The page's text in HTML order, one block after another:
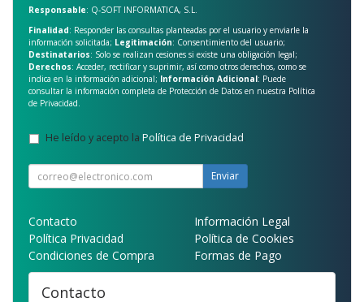
Responsable: Q-SOFT INFORMATICA, S.L.
Finalidad: Responder las consultas planteadas por el usuario y enviarle la
información solicitada; Legitimación: Consentimiento del usuario;
Destinatarios: Solo se realizan cesiones si existe una obligación legal;
Derechos: Acceder, rectificar y suprimir, así como otros derechos, como se
indica en la información adicional; Información Adicional: Puede
consultar la información completa de Protección de Datos en nuestra Política
de Privacidad.
He leído y acepto la Política de Privacidad.
Enviar
Contacto
Información Legal
Política Privacidad
Política de Cookies
Condiciones de Compra
Formas de Pago
Contacto